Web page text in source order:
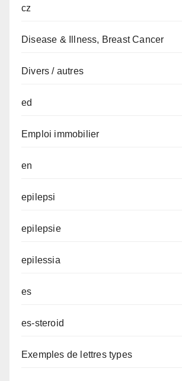
cz
Disease & Illness, Breast Cancer
Divers / autres
ed
Emploi immobilier
en
epilepsi
epilepsie
epilessia
es
es-steroid
Exemples de lettres types